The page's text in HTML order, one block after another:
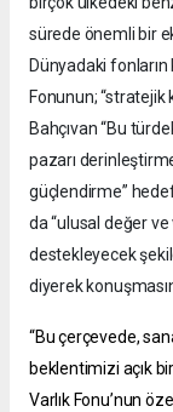
sürede önemli bir
Dünyadaki fonların
Fonunun; “stratejik
Bahçıvan “Bu
pazarı
güçlendirme”
da “ulusal değer
destekleyecek
diyerek
“Bu çerçevede,
beklentimizi açık
Varlık Fonu’nun